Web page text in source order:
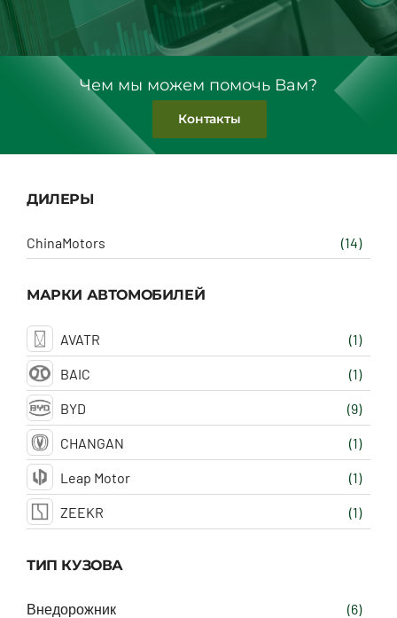
Чем мы можем помочь Вам?
Контакты
ДИЛЕРЫ
ChinaMotors (14)
МАРКИ АВТОМОБИЛЕЙ
AVATR (1)
BAIC (1)
BYD (9)
CHANGAN (1)
Leap Motor (1)
ZEEKR (1)
ТИП КУЗОВА
Внедорожник
(6)